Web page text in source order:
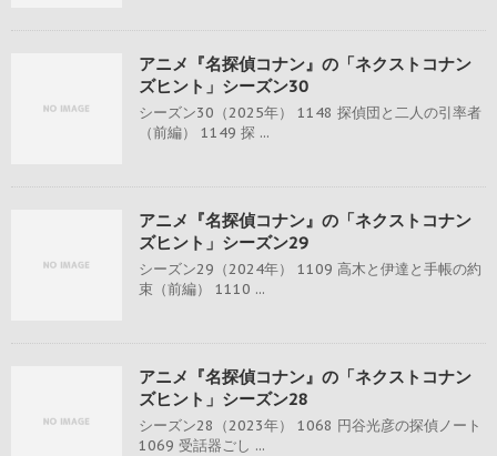
アニメ『名探偵コナン』の「ネクストコナン
ズヒント」シーズン30
シーズン30（2025年） 1148 探偵団と二人の引率者
（前編） 1149 探 ...
アニメ『名探偵コナン』の「ネクストコナン
ズヒント」シーズン29
シーズン29（2024年） 1109 高木と伊達と手帳の約
束（前編） 1110 ...
アニメ『名探偵コナン』の「ネクストコナン
ズヒント」シーズン28
シーズン28（2023年） 1068 円谷光彦の探偵ノート
1069 受話器ごし ...